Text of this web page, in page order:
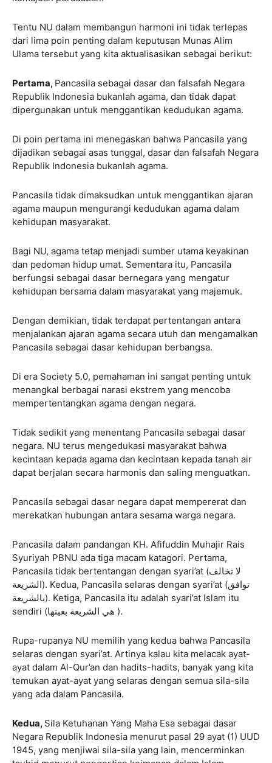
Tentu NU dalam membangun harmoni ini tidak terlepas
dari lima poin penting dalam keputusan Munas Alim
Ulama tersebut yang kita aktualisasikan sebagai berikut:
Pertama, Pancasila sebagai dasar dan falsafah Negara
Republik Indonesia bukanlah agama, dan tidak dapat
dipergunakan untuk menggantikan kedudukan agama.
Di poin pertama ini menegaskan bahwa Pancasila yang
dijadikan sebagai asas tunggal, dasar dan falsafah Negara
Republik Indonesia bukanlah agama.
Pancasila tidak dimaksudkan untuk menggantikan ajaran
agama maupun mengurangi kedudukan agama dalam
kehidupan masyarakat.
Bagi NU, agama tetap menjadi sumber utama keyakinan
dan pedoman hidup umat. Sementara itu, Pancasila
berfungsi sebagai dasar bernegara yang mengatur
kehidupan bersama dalam masyarakat yang majemuk.
Dengan demikian, tidak terdapat pertentangan antara
menjalankan ajaran agama secara utuh dan mengamalkan
Pancasila sebagai dasar kehidupan berbangsa.
Di era Society 5.0, pemahaman ini sangat penting untuk
menangkal berbagai narasi ekstrem yang mencoba
mempertentangkan agama dengan negara.
Tidak sedikit yang menentang Pancasila sebagai dasar
negara. NU terus mengedukasi masyarakat bahwa
kecintaan kepada agama dan kecintaan kepada tanah air
dapat berjalan secara harmonis dan saling menguatkan.
Pancasila sebagai dasar negara dapat mempererat dan
merekatkan hubungan antara sesama warga negara.
Pancasila dalam pandangan KH. Afifuddin Muhajir Rais
Syuriyah PBNU ada tiga macam katagori. Pertama,
Pancasila tidak bertentangan dengan syari’at (لا تخالف
الشريعة). Kedua, Pancasila selaras dengan syari’at (توافق
بالشريعة). Ketiga, Pancasila itu adalah syari’at Islam itu
sendiri (هي الشريعة بعينها ).
Rupa-rupanya NU memilih yang kedua bahwa Pancasila
selaras dengan syari’at. Artinya kalau kita melacak ayat-
ayat dalam Al-Qur’an dan hadits-hadits, banyak yang kita
temukan ayat-ayat yang selaras dengan semua sila-sila
yang ada dalam Pancasila.
Kedua, Sila Ketuhanan Yang Maha Esa sebagai dasar
Negara Republik Indonesia menurut pasal 29 ayat (1) UUD
1945, yang menjiwai sila-sila yang lain, mencerminkan